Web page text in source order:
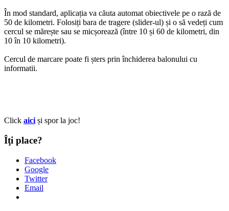
În mod standard, aplicația va căuta automat obiectivele pe o rază de
50 de kilometri. Folosiți bara de tragere (slider-ul) și o să vedeți cum
cercul se mărește sau se micșorează (între 10 și 60 de kilometri, din
10 în 10 kilometri).
Cercul de marcare poate fi șters prin închiderea balonului cu
informatii.
Click aici și spor la joc!
Îţi place?
Facebook
Google
Twitter
Email